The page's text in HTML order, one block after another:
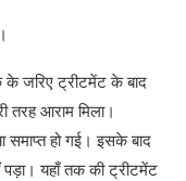
जरिए ट्रीटमेंट के बाद
तरह आराम मिला।
हो गई। इसके बाद
पड़ा। यहाँ तक की ट्रीटमेंट